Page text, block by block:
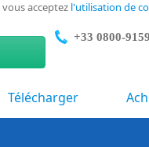
acceptez l'utilisation de
+33 0800-
Télécharger